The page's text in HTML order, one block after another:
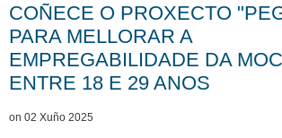
COÑECE O PROXECTO
PARA MELLORAR A
EMPREGABILIDADE DA
ENTRE 18 E 29 ANOS
on 02 Xuño 2025